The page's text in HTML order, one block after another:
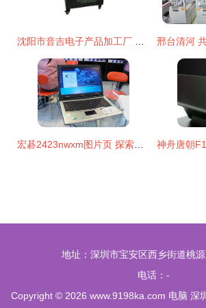
地址：深圳市宝安区西乡街道桃
电话：-
Copyright © 2026 www.9198ka.com 电脑 深